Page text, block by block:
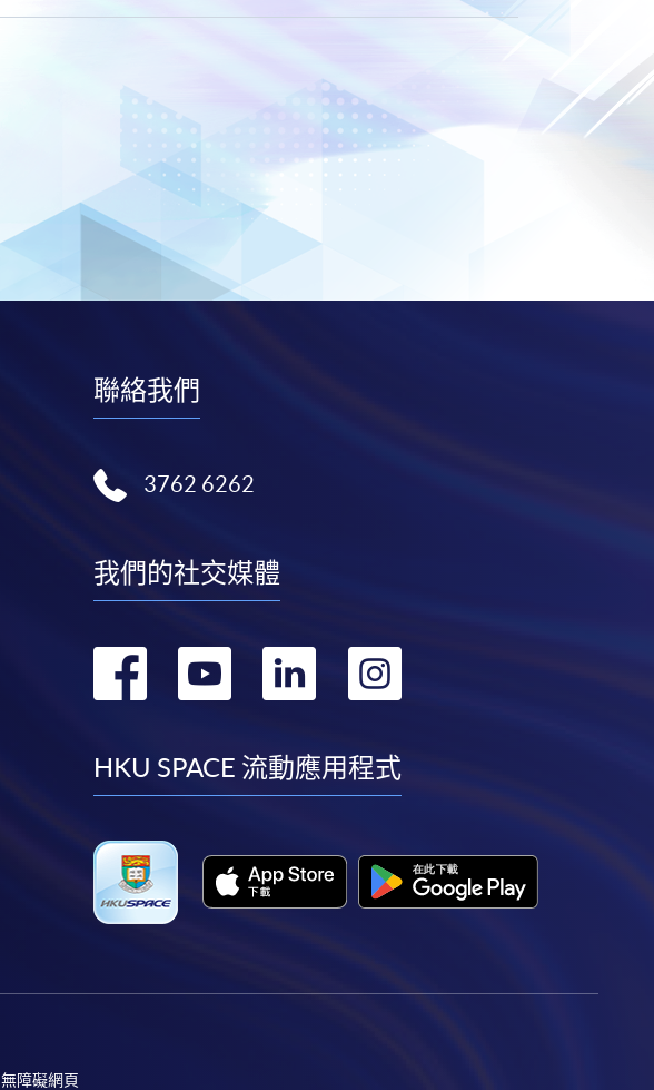
聯絡我們
3762 6262
我們的社交媒體
轉
facebook
轉
youtube
轉
linkedin
轉
instagram
HKU SPACE 流動應用程式
無障礙網頁